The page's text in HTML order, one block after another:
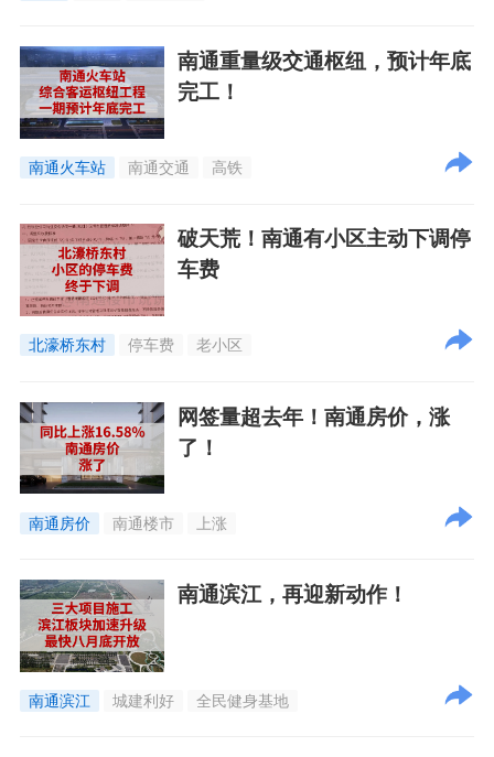
南通重量级交通枢纽，预计年底
完工！
南通火车站 南通交通 高铁
破天荒！南通有小区主动下调停
车费
北濠桥东村 停车费 老小区
网签量超去年！南通房价，涨
了！
南通房价 南通楼市 上涨
南通滨江，再迎新动作！
南通滨江 城建利好 全民健身基地